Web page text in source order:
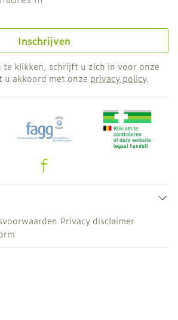
Inschrijven
te klikken, schrijft u zich in voor onze
u akkoord met onze privacy policy.
Privacy disclaimer